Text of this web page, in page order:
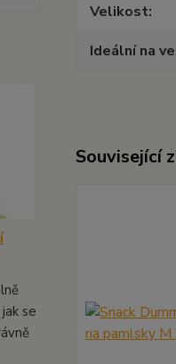
se
Velikost
Ideální na
Související